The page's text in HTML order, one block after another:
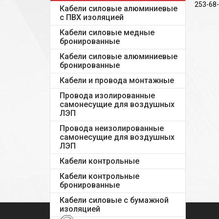
Кабели силовые алюминиевые
с ПВХ изоляцией
Кабели силовые медные
бронированные
Кабели силовые алюминиевые
бронированные
Кабели и провода монтажные
Провода изолированные
самонесущие для воздушных
ЛЭП
Провода неизолированные
самонесущие для воздушных
ЛЭП
Кабели контрольные
Кабели контрольные
бронированные
Кабели силовые с бумажной
изоляцией
253-